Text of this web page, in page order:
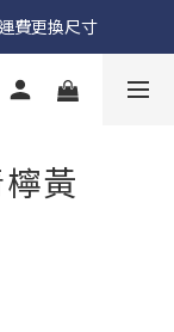
費更換尺寸
黃